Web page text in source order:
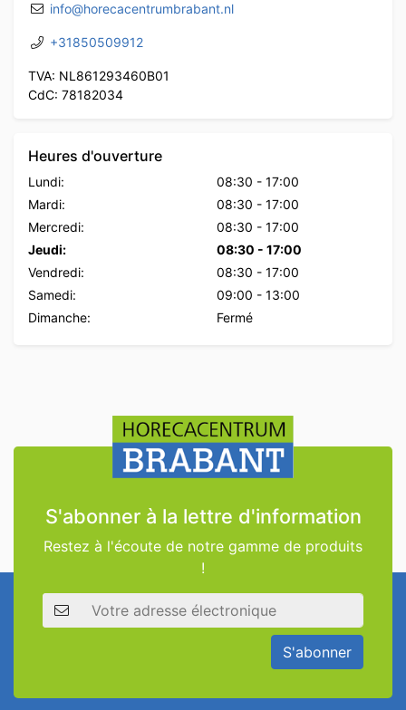
info@horecacentrumbrabant.nl
+31850509912
TVA: NL861293460B01
CdC: 78182034
Heures d'ouverture
Lundi: 08:30 - 17:00
Mardi:
08:30 - 17:00
Mercredi:
08:30 - 17:00
Jeudi:
08:30 - 17:00
Vendredi:
08:30 - 17:00
Samedi:
09:00 - 13:00
Dimanche:
Fermé
S'abonner à la lettre d'information
Restez à l'écoute de notre gamme de produits
!
Adresse électronique
S'abonner